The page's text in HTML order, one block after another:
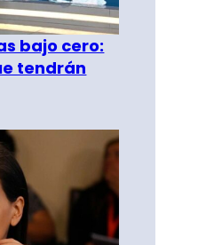
bajo cero:
tendrán